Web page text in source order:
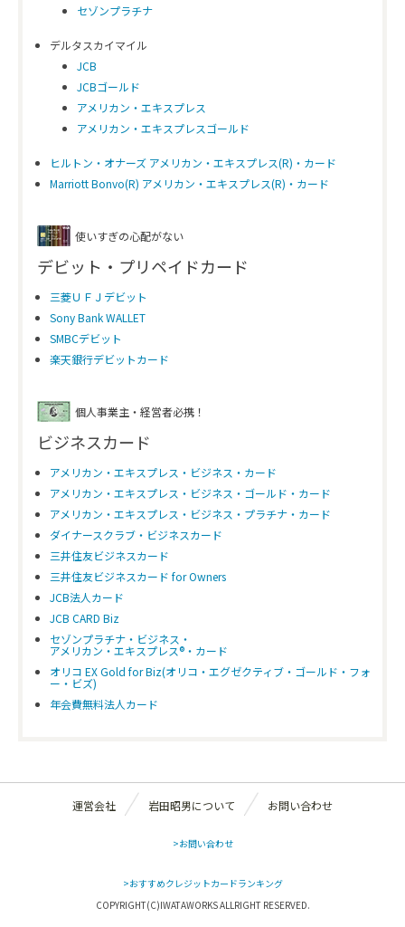
セゾンプラチナ
デルタスカイマイル
JCB
JCBゴールド
アメリカン・エキスプレス
アメリカン・エキスプレスゴールド
ヒルトン・オナーズ アメリカン・エキスプレス(R)・カード
Marriott Bonvo(R) アメリカン・エキスプレス(R)・カード
使いすぎの心配がない
デビット・プリペイドカード
三菱ＵＦＪデビット
Sony Bank WALLET
SMBCデビット
楽天銀行デビットカード
個人事業主・経営者必携！
ビジネスカード
アメリカン・エキスプレス・ビジネス・カード
アメリカン・エキスプレス・ビジネス・ゴールド・カード
アメリカン・エキスプレス・ビジネス・プラチナ・カード
ダイナースクラブ・ビジネスカード
三井住友ビジネスカード
三井住友ビジネスカード for Owners
JCB法人カード
JCB CARD Biz
セゾンプラチナ・ビジネス・
アメリカン・エキスプレス®・カード
オリコ EX Gold for Biz(オリコ・エグゼクティブ・ゴールド・フォ
ー・ビズ)
年会費無料法人カード
運営会社 岩田昭男について お問い合わせ
>お問い合わせ
>おすすめクレジットカードランキング
COPYRIGHT(C)IWATAWORKS ALLRIGHT RESERVED.